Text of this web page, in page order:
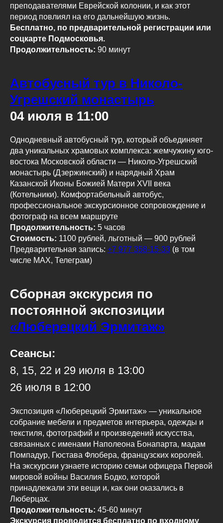
преподавателями Еврейской колонии, и как этот
период повлиял на его дальнейшую жизнь.
Бесплатно, по предварительной регистрации или
соцкарте Подмосковья.
Продолжительность: 90 минут
Автобусный тур в Николо-
Угрешский монастырь
04 июля в 11:00
Однодневный автобусный тур, который объединяет
два уникальных храмовых комплекса: жемчужину юго-
востока Московской области — Николо-Угрешский
монастырь (Дзержинский) и нарядный Храм
Казанской Иконы Божией Матери XVII века
(Котельники). Комфортабельный автобус,
профессиональное экскурсионное сопровождение и
фотограф на всем маршруте
Продолжительность: 5 часов
Стоимость: 1100 рублей, льготный — 900 рублей
Предварительная запись: +7 977 358-15-33 (в том
числе МАХ, Телеграм)
Сборная экскурсия по
постоянной экспозиции
«Люберецкий Эрмитаж»
Сеансы:
8, 15, 22 и 29 июля в 13:00
26 июля в 12:00
Экспозиция «Люберецкий Эрмитаж» — уникальное
собрание мебели и предметов интерьера, одежды и
текстиля, фотографий и произведений искусства,
связанных с именами Наполеона Бонапарта, мадам
Помпадур, Гюстава Флобера, французских королей.
На экскурсии узнаете историю семьи офицера Первой
мировой войны Василия Бодко, которой
принадлежали эти вещи и, как они оказались в
Люберцах.
Продолжительность: 45-60 минут
Экскурсия проводится бесплатно по входному